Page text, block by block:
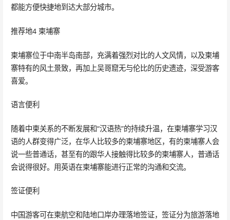
都能方便快捷地到达大部分城市。
推荐地4 柬埔寨
柬埔寨位于中南半岛南部，充满着强烈对比的人文风情，以及柬埔
寨特有的风土景致，再加上吴哥窟无与伦比的历史遗迹，深受游客
喜爱。
语言便利
随着中柬关系的不断发展和“汉语热”的持续升温，在柬埔寨学习汉
语的人群变得广泛，在华人比较多的柬埔寨地区，有的柬埔寨人会
说一些普通话，甚至有的跟华人接触得比较多的柬埔寨人，普通话
会说得很好。用英语在柬埔寨能进行正常的沟通和交流。
签证便利
中国游客可在柬航空和陆地口岸办理落地签证，签证分为旅游落地